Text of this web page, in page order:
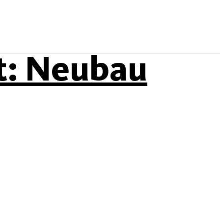
Neubau